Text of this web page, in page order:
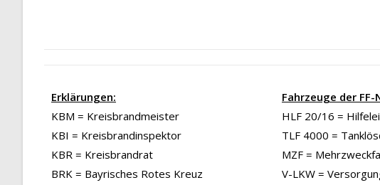
Erklärungen:
KBM = Kreisbrandmeister
KBI = Kreisbrandinspektor
KBR = Kreisbrandrat
BRK = Bayrisches Rotes Kreuz
Fahrzeuge der
HLF 20/16 =
TLF 4000 =
MZF =
V-LKW =